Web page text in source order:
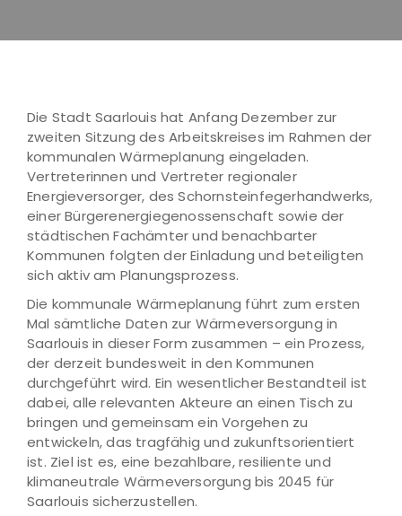
Die Stadt Saarlouis hat Anfang Dezember zur
zweiten Sitzung des Arbeitskreises im Rahmen der
kommunalen Wärmeplanung eingeladen.
Vertreterinnen und Vertreter regionaler
Energieversorger, des Schornsteinfegerhandwerks,
einer Bürgerenergiegenossenschaft sowie der
städtischen Fachämter und benachbarter
Kommunen folgten der Einladung und beteiligten
sich aktiv am Planungsprozess.
Die kommunale Wärmeplanung führt zum ersten
Mal sämtliche Daten zur Wärmeversorgung in
Saarlouis in dieser Form zusammen – ein Prozess,
der derzeit bundesweit in den Kommunen
durchgeführt wird. Ein wesentlicher Bestandteil ist
dabei, alle relevanten Akteure an einen Tisch zu
bringen und gemeinsam ein Vorgehen zu
entwickeln, das tragfähig und zukunftsorientiert
ist. Ziel ist es, eine bezahlbare, resiliente und
klimaneutrale Wärmeversorgung bis 2045 für
Saarlouis sicherzustellen.